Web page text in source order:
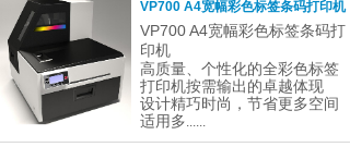
VP700 A4宽幅彩色标签条码打印机
VP700 A4宽幅彩色标签条码打
印机
高质量、个性化的全彩色标签
打印机按需输出的卓越体现
设计精巧时尚，节省更多空间
适用多......